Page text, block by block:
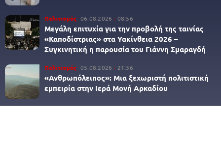
Πολιτισμός 06.08.2026 08:56
Μεγάλη επιτυχία για την προβολή της ταινίας
«Καποδίστριας» στα Υακίνθεια 2026 –
Συγκινητική η παρουσία του Γιάννη Σμαραγδή
Πολιτισμός 05.08.2026 21:36
«Ανθρωπόλειπος»: Μια ξεχωριστή πολιτιστική
εμπειρία στην Ιερά Μονή Αρκαδίου